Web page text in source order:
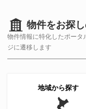
物件をお探
物件情報に特化したポータ
ジに遷移します
地域から探す